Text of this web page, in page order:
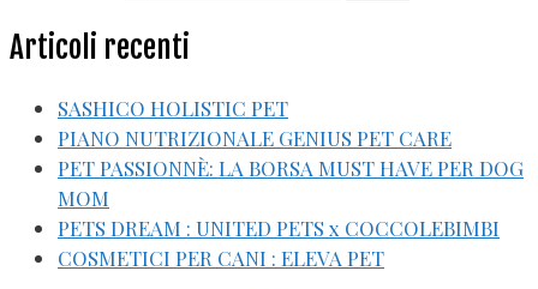
Articoli recenti
SASHICO HOLISTIC PET
PIANO NUTRIZIONALE GENIUS PET CARE
PET PASSIONNÈ: LA BORSA MUST HAVE PER DOG
MOM
PETS DREAM : UNITED PETS x COCCOLEBIMBI
COSMETICI PER CANI : ELEVA PET